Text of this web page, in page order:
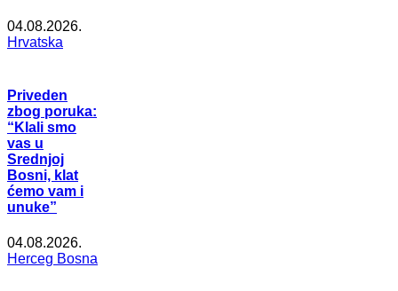
04.08.2026.
Hrvatska
Priveden
zbog poruka:
“Klali smo
vas u
Srednjoj
Bosni, klat
ćemo vam i
unuke”
04.08.2026.
Herceg Bosna